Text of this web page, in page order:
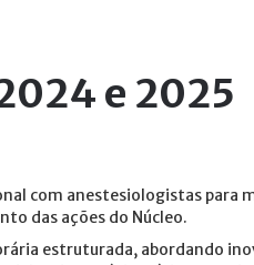
e 2025
com anestesiologistas para
das ações do Núcleo.
estruturada, abordando